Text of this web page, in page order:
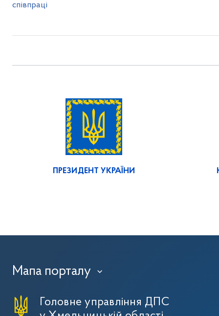
співпраці
ПРЕЗИДЕНТ УКРАЇНИ
Мапа порталу ›
Головне управління ДПС